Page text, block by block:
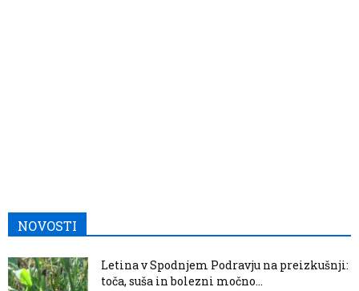
NOVOSTI
Letina v Spodnjem Podravju na preizkušnji:
toča, suša in bolezni močno...